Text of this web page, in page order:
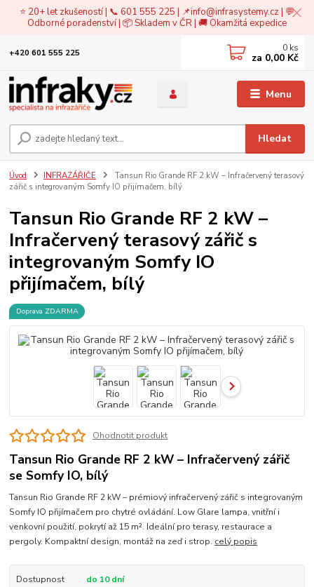
⭐ 20+ let zkušeností | 📞 601 555 225 | 📌info@infrasystemy.cz| 💬
Odborné poradenství | 📦 Skladem v ČR | 🚚 Okamžitá expedice
Menu
Hledat
+420 601 555 225 0 ks
za 0,00 Kč
Úvod INFRAZÁŘIČE
Tansun Rio Grande RF 2 kW – Infračervený terasový
zářič s integrovaným Somfy IO přijímačem, bílý
Tansun Rio Grande RF 2 kW –
Infračervený terasový zářič s
integrovaným Somfy IO
přijímačem, bílý
Doprava ZDARMA
Ohodnotit produkt
Tansun Rio Grande RF 2 kW – Infračervený zářič
se Somfy IO, bílý
Tansun Rio Grande RF 2 kW – prémiový infračervený zářič s integrovaným
Somfy IO přijímačem pro chytré ovládání. Low Glare lampa, vnitřní i
venkovní použití, pokrytí až 15 m². Ideální pro terasy, restaurace a
pergoly. Kompaktní design, montáž na zeď i strop. celý popis
Dostupnost
do 10 dní